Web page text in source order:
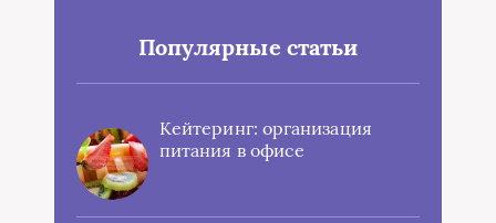
Популярные статьи
Кейтеринг: организация
питания в офисе